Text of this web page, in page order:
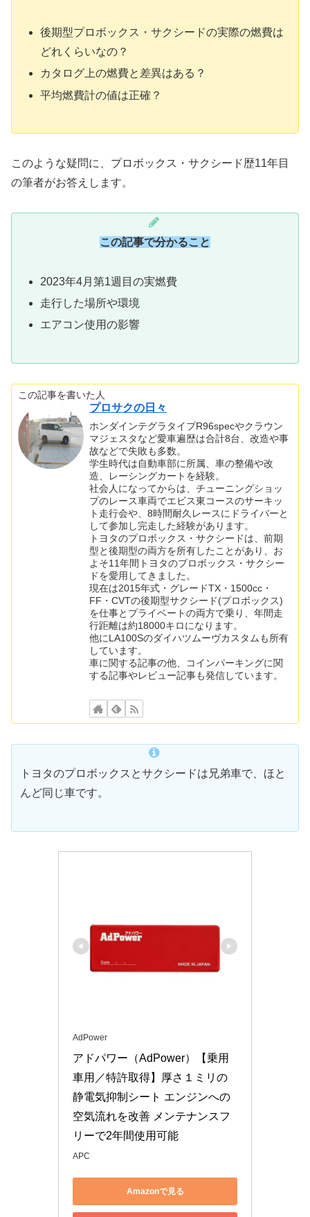
後期型プロボックス・サクシードの実際の燃費は
どれくらいなの？
カタログ上の燃費と差異はある？
平均燃費計の値は正確？
このような疑問に、プロボックス・サクシード歴11年目
の筆者がお答えします。
この記事で分かること
2023年4月第1週目の実燃費
走行した場所や環境
エアコン使用の影響
この記事を書いた人
プロサクの日々
ホンダインテグラタイプR96specやクラウン
マジェスタなど愛車遍歴は合計8台、改造や事
故などで失敗も多数。
学生時代は自動車部に所属、車の整備や改
造、レーシングカートを経験。
社会人になってからは、チューニングショッ
プのレース車両でエビス東コースのサーキッ
ト走行会や、8時間耐久レースにドライバーと
して参加し完走した経験があります。
トヨタのプロボックス・サクシードは、前期
型と後期型の両方を所有したことがあり、お
よそ11年間トヨタのプロボックス・サクシー
ドを愛用してきました。
現在は2015年式・グレードTX・1500cc・
FF・CVTの後期型サクシード(プロボックス)
を仕事とプライベートの両方で乗り、年間走
行距離は約18000キロになります。
他にLA100Sのダイハツムーヴカスタムも所有
しています。
車に関する記事の他、コインパーキングに関
する記事やレビュー記事も発信しています。
トヨタのプロボックスとサクシードは兄弟車で、ほと
んど同じ車です。
AdPower
アドパワー（AdPower）【乗用
車用／特許取得】厚さ１ミリの
静電気抑制シート エンジンへの
空気流れを改善 メンテナンスフ
リーで2年間使用可能
APC
Amazonで見る